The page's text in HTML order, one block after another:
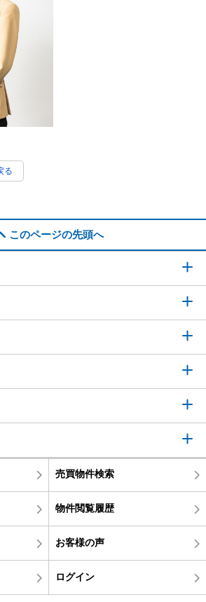
る
このページの先頭へ
売買物件検索
物件閲覧履歴
お客様の声
ログイン